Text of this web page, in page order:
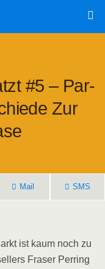
#5 – Par­
Zur
Mail SMS
ist kaum noch zu
Fraser Per­ring